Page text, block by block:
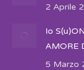
2 Aprile
Io
AMORE
5 Marzo